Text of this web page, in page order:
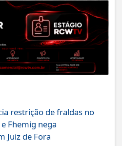
restrição de fraldas no
Fhemig nega
Juiz de Fora